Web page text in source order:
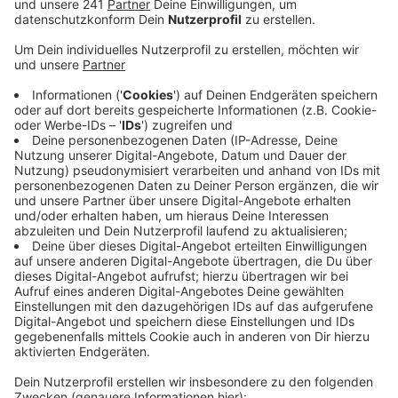
Veröffentlicht:Freitag, 10.06.2022 12:58
Eigentlich gibt es seit zehn Jahren eine Vereinbarung
mit der Stadt Troisdorf, dass ab 2026 kein Abfall mehr
auf der Deponie abgelagert wird. Dabei will die Stadt
auch bleiben. Sie erklärte auf RBRS-Anfrage mit einen
Weiterbetrieb über 2026 hinaus sei sie nicht
einverstanden. Von der Betreiberfirma hieß es, der
regionale Bedarf zur Ablagerung von nicht weiter
verwertbarem Abfall wie z.B. Gipskartonplatten,
nehme zu und da sei es nachhaltiger, den bestehenden
Standort weiterzuführen. Gegenwind kommt auch von
den Naturfreunden Troisdorf, die alle Ratsmitglieder
aufgefordert haben, eine Verlängerung des